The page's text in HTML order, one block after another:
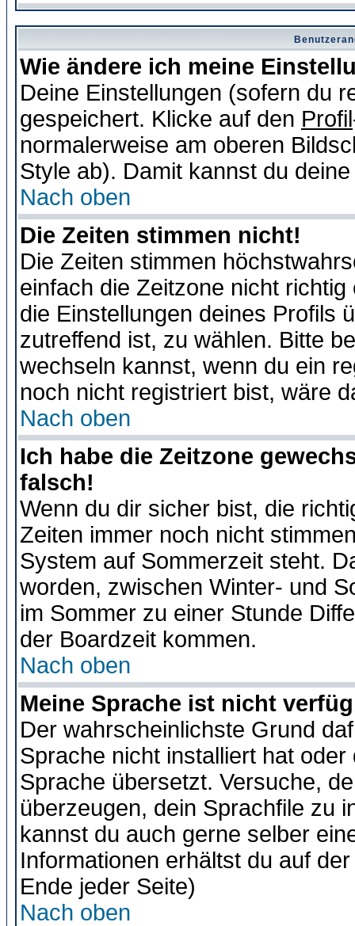
Wie ändere ich meine
Deine Einstellungen (sofern du
gespeichert. Klicke auf den Profil
normalerweise am oberen
Style ab). Damit kannst du
Nach oben
Die Zeiten stimmen nicht!
Die Zeiten stimmen
einfach die Zeitzone nicht
die Einstellungen deines Profils
zutreffend ist, zu wählen. Bitte
wechseln kannst, wenn du ein
noch nicht registriert bist, wäre
Nach oben
Ich habe die Zeitzone
falsch!
Wenn du dir sicher bist, die
Zeiten immer noch nicht
System auf Sommerzeit steht.
worden, zwischen Winter- und
im Sommer zu einer Stunde
der Boardzeit kommen.
Nach oben
Meine Sprache ist nicht
Der wahrscheinlichste Grund
Sprache nicht installiert hat
Sprache übersetzt. Versuche,
überzeugen, dein Sprachfile zu
kannst du auch gerne selber
Informationen erhältst du auf
Ende jeder Seite)
Nach oben